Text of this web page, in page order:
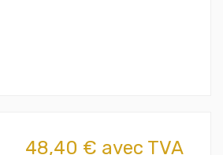
48,40 € avec TVA